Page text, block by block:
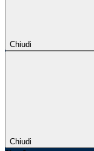
Chiudi
Chiudi